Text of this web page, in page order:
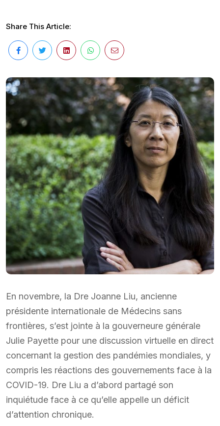
Share This Article:
En novembre, la Dre Joanne Liu, ancienne
présidente internationale de Médecins sans
frontières, s’est jointe à la gouverneure générale
Julie Payette pour une discussion virtuelle en direct
concernant la gestion des pandémies mondiales, y
compris les réactions des gouvernements face à la
COVID-19. Dre Liu a d’abord partagé son
inquiétude face à ce qu’elle appelle un déficit
d’attention chronique.